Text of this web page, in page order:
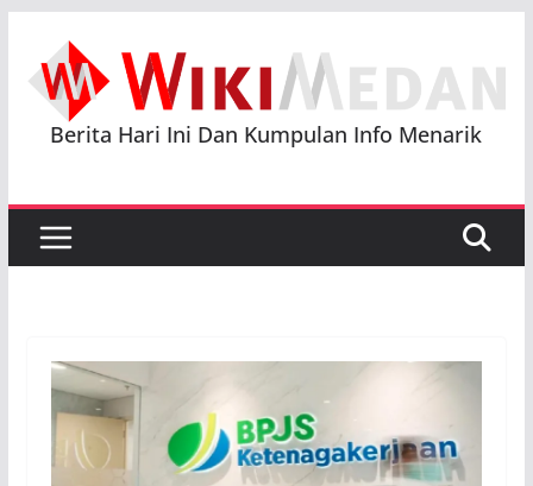
content
Berita Hari Ini Dan Kumpulan Info Menarik